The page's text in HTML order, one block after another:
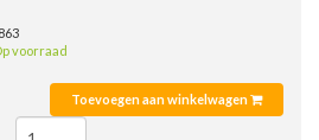
voorraad
Toevoegen aan winkelwagen